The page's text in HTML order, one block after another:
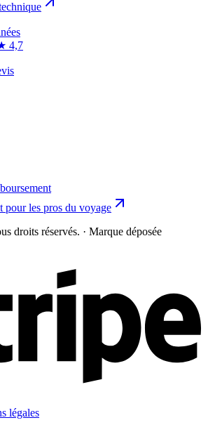
4,7
pour les pros du voyage
droits réservés. · Marque déposée
légales